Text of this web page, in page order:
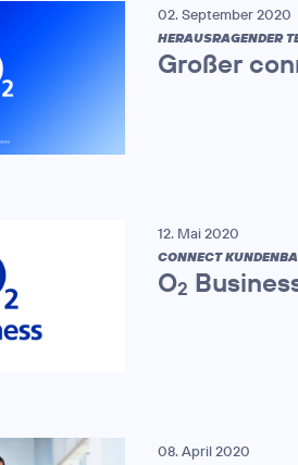
02. September 2020
HERAUSRAGENDER
Großer
12. Mai 2020
CONNECT
O2
08. April 2020